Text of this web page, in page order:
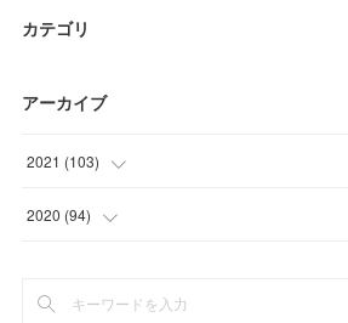
カテゴリ
アーカイブ
2021 (103)
(26 )
(
2020 (94)
(